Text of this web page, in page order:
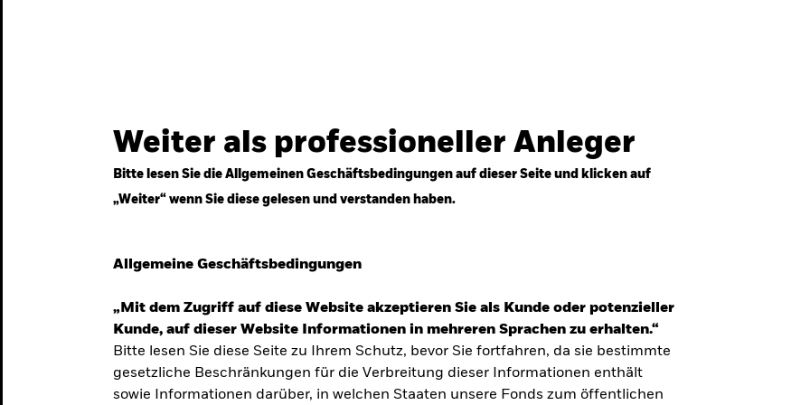
Weiter als professioneller Anleger
Bitte lesen Sie die Allgemeinen Geschäftsbedingungen auf dieser Seite und klicken auf
„Weiter“ wenn Sie diese gelesen und verstanden haben.
Allgemeine Geschäftsbedingungen
„Mit dem Zugriff auf diese Website akzeptieren Sie als Kunde oder potenzieller
Kunde, auf dieser Website Informationen in mehreren Sprachen zu erhalten.“
Bitte lesen Sie diese Seite zu Ihrem Schutz, bevor Sie fortfahren, da sie bestimmte
gesetzliche Beschränkungen für die Verbreitung dieser Informationen enthält
sowie Informationen darüber, in welchen Staaten unsere Fonds zum öffentlichen